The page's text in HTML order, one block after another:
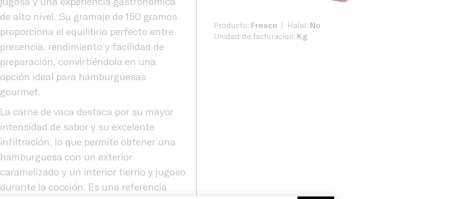
de alto nivel. Su gramaje de 150 gramos
proporciona el equilibrio perfecto entre
presencia, rendimiento y facilidad de
preparación, convirtiéndola en una
opción ideal para hamburguesas
gourmet.
La carne de vaca destaca por su mayor
intensidad de sabor y su excelente
infiltración, lo que permite obtener una
hamburguesa con un exterior
caramelizado y un interior tierno y jugoso
durante la cocción. Es una referencia
Producto: Fresco Halal: No
Unidad de facturacion: Kg